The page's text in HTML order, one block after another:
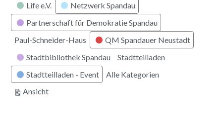
Life e.V.
Netzwerk Spandau
Partnerschaft für Demokratie Spandau
Paul-Schneider-Haus
QM Spandauer Neustadt
Stadtbibliothek Spandau
Stadtteilladen
Stadtteilladen - Event
Alle Kategorien
Ansichtausdrucken